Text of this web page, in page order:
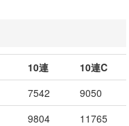
10連
10連C
7542
9050
9804
11765